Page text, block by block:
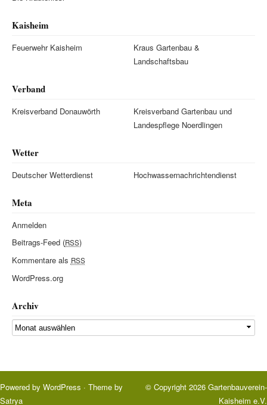
Kaisheim
Feuerwehr Kaisheim
Kraus Gartenbau &
Landschaftsbau
Verband
Kreisverband Donauwörth
Kreisverband Gartenbau und
Landespflege Noerdlingen
Wetter
Deutscher Wetterdienst Hochwassernachrichtendienst
Meta
Anmelden
Beitrags-Feed (RSS)
Kommentare als RSS
WordPress.org
Archiv
Powered by WordPress · Theme by
Satrya
© Copyright 2026 Gartenbauverein-
Kaisheim e.V.